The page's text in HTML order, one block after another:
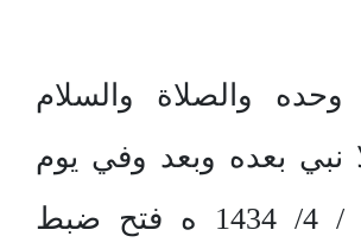
وحده والصلاة والسلام
بعده وبعد وفي يوم
السبت 27 / 4/ 1434 ه فتح ضبط